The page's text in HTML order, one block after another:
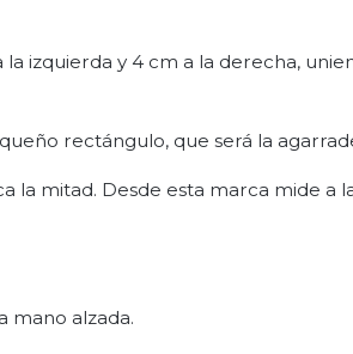
izquierda y 4 cm a la derecha,
rectángulo, que será la
la mitad. Desde esta marca mide a
mano alzada.